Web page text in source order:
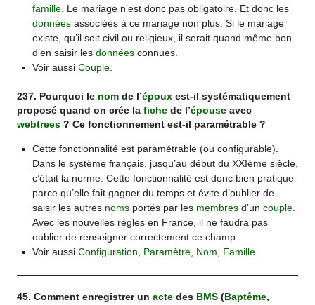
famille. Le mariage n’est donc pas obligatoire. Et donc les
donnéesassociées à ce mariage non plus. Si le mariage
existe, qu’il soit civil ou religieux, il serait quand même bon
d’en saisir les donnéesconnues.
Voir aussi Couple.
237. Pourquoi le nom de l’époux est-il systématiquement
proposé quand on crée lafiche de l’épouse avec
webtrees ? Ce fonctionnement est-il paramétrable ?
Cette fonctionnalité est paramétrable (ou configurable).
Dans le système français, jusqu’au début du XXIème siècle,
c’était la norme. Cette fonctionnalité est donc bien pratique
parce qu’elle fait gagner du temps et évite d’oublier de
saisir les autres nomsportés par les membresd’un couple.
Avec les nouvelles règles en France, il ne faudra pas
oublier de renseigner correctement ce champ.
Voir aussi Configuration Paramètre, Nom Famille
45. Comment enregistrer unacte des BMS ( Baptême,